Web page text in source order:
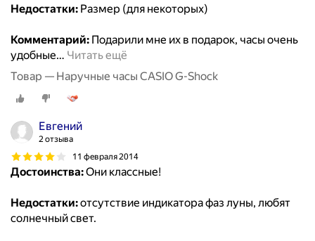
Недостатки: Размер (для некоторых)
Комментарий: Подарили мне их в подарок, часы очень
удобные… Читать ещё
Товар — Наручные часы CASIO G-Shock
Евгений
2 отзыва
11 февраля 2014
Достоинства:Они классные!
Недостатки:отсутствие индикатора фаз луны, любят
солнечный свет.